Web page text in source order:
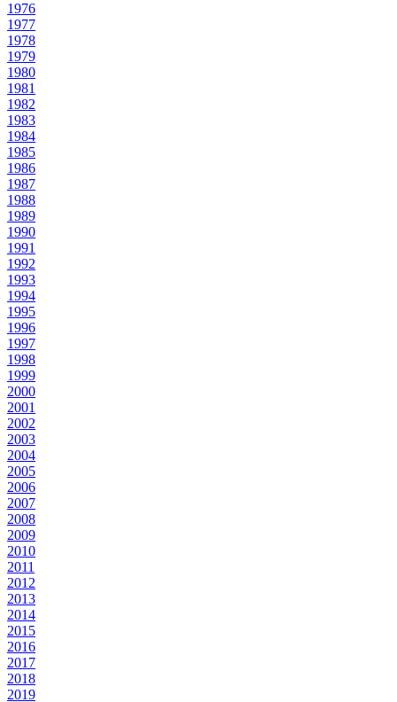
1976
1977
1978
1979
1980
1981
1982
1983
1984
1985
1986
1987
1988
1989
1990
1991
1992
1993
1994
1995
1996
1997
1998
1999
2000
2001
2002
2003
2004
2005
2006
2007
2008
2009
2010
2011
2012
2013
2014
2015
2016
2017
2018
2019